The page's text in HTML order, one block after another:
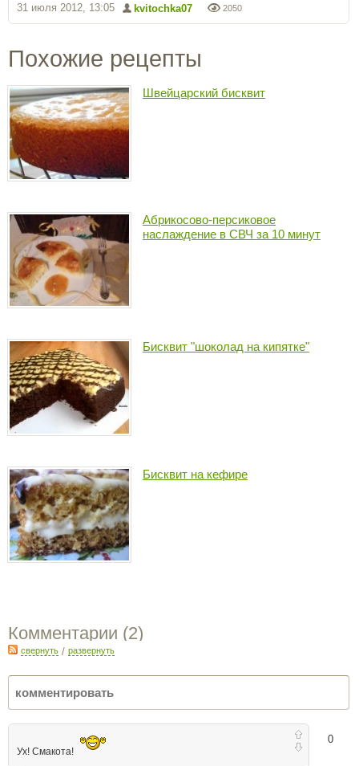
2050
kvitochka07
31 июля 2012, 13:05
Похожие рецепты
Швейцарский бисквит
Абрикосово-персиковое
наслаждение в СВЧ за 10 минут
Бисквит "шоколад на кипятке"
Бисквит на кефире
Комментарии (2)
свернуть / развернуть
0
Ух! Смакота!